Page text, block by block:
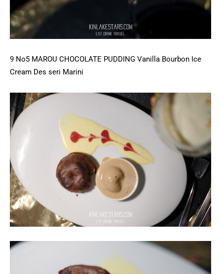
9 No5 MAROU CHOCOLATE PUDDING Vanilla Bourbon Ice
Cream Des seri Marini